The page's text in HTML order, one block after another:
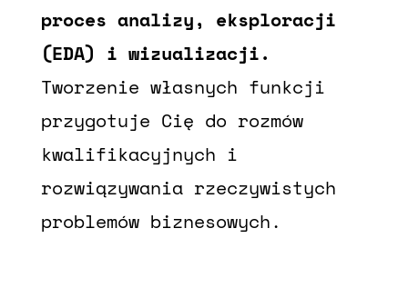
proces analizy, eksploracji
(EDA) i wizualizacji.
Tworzenie własnych funkcji
przygotuje Cię do rozmów
kwalifikacyjnych i
rozwiązywania rzeczywistych
problemów biznesowych.